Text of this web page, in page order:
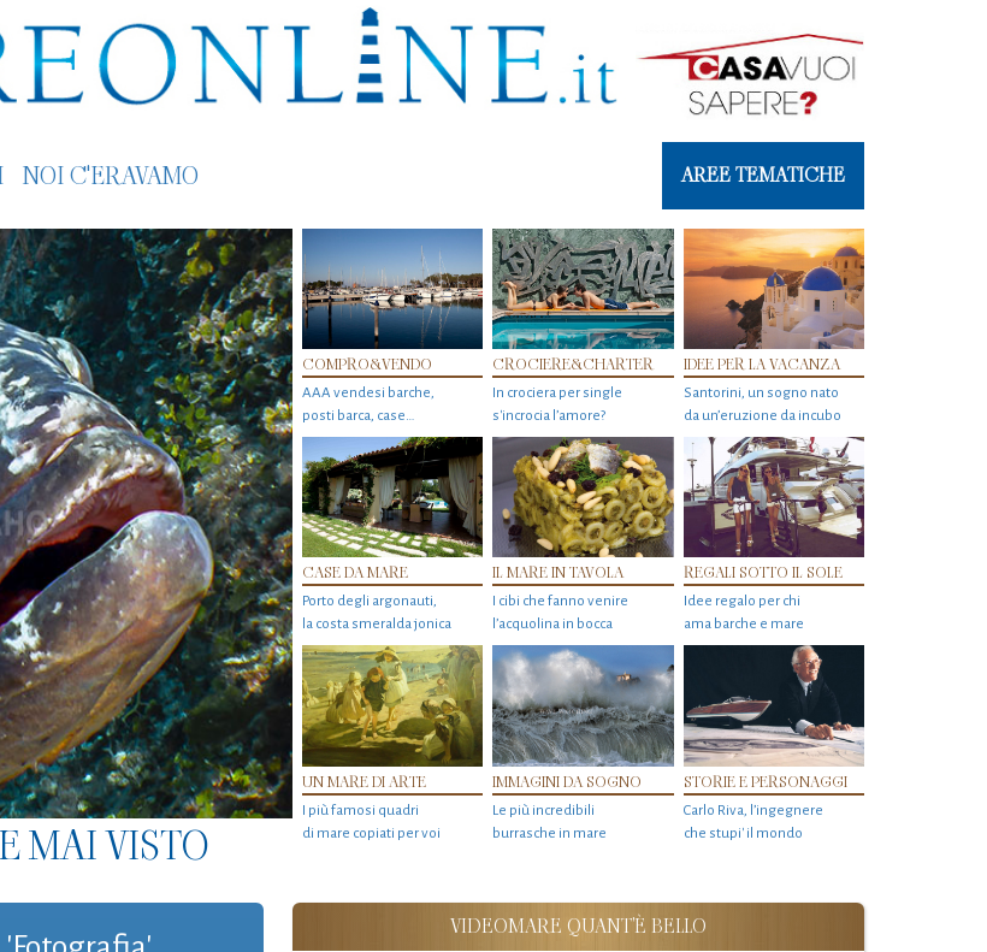
NOI C'ERAVAMO AREE TEMATICHE
MAI VISTO
COMPRO&VENDO
AAA vendesi barche,
posti barca, case…
CROCIERE&CHARTER
In crociera per single
s'incrocia l’amore?
IDEE PER LA VACANZA
Santorini, un sogno nato
da un’eruzione da incubo
CASE DA MARE
Porto degli argonauti,
la costa smeralda jonica
IL MARE IN TAVOLA
I cibi che fanno venire
l’acquolina in bocca
REGALI SOTTO IL SOLE
Idee regalo per chi
ama barche e mare
UN MARE DI ARTE
I più famosi quadri
di mare copiati per voi
IMMAGINI DA SOGNO
Le più incredibili
burrasche in mare
STORIE E PERSONAGGI
Carlo Riva, l’ingegnere
che stupi' il mondo
VIDEOMARE QUANT'È BELLO